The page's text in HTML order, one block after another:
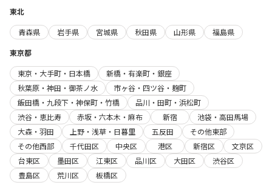
東北
青森県
岩手県 宮城県 秋田県 山形県
福島県
東京都
東京・大手町・日本橋
新橋・有楽町・銀座
秋葉原・神田・御茶ノ水
市ヶ谷・四ツ谷・麹町
飯田橋・九段下・神保町・竹橋
品川・田町・浜松町
渋谷・恵比寿
赤坂・六本木・麻布 新宿
池袋・高田馬場
大森・羽田
上野・浅草・日暮里 五反田
その他東部
その他西部
千代田区 中央区 港区 新宿区
文京区
台東区
墨田区 江東区 品川区 大田区
渋谷区
豊島区
荒川区
板橋区